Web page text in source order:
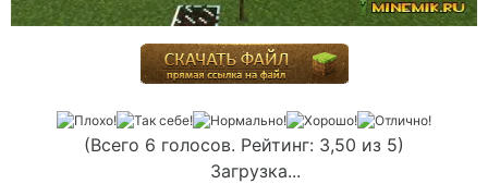
(Всего 6 голосов. Рейтинг: 3,50 из 5)
Загрузка...